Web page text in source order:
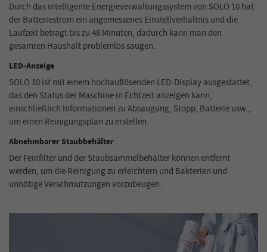
Durch das intelligente Energieverwaltungssystem von SOLO 10 hat
der Batteriestrom ein angemessenes Einstellverhältnis und die
Laufzeit beträgt bis zu 48 Minuten, dadurch kann man den
gesamten Haushalt problemlos saugen.
LED-Anzeige
SOLO 10 ist mit einem hochauflösenden LED-Display ausgestattet,
das den Status der Maschine in Echtzeit anzeigen kann,
einschließlich Informationen zu Absaugung, Stopp, Batterie usw.,
um einen Reinigungsplan zu erstellen.
Abnehmbarer Staubbehälter
Der Feinfilter und der Staubsammelbehälter können entfernt
werden, um die Reinigung zu erleichtern und Bakterien und
unnötige Verschmutzungen vorzubeugen.